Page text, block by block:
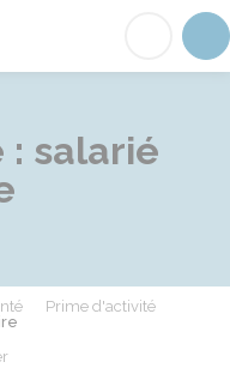
Champagne
salarié
Prime d'activité